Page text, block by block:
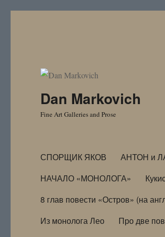
Dan Markovich
Fine Art Galleries and Prose
СПОРЩИК ЯКОВ АНТОН и
НАЧАЛО «МОНОЛОГА»
8 глав повести «Остров» (на
Из монолога Лео
Про две